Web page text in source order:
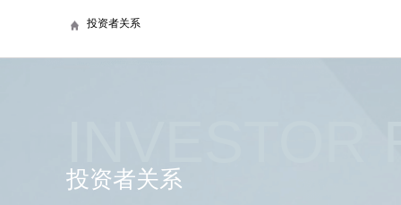
投资者关系
投资者关系